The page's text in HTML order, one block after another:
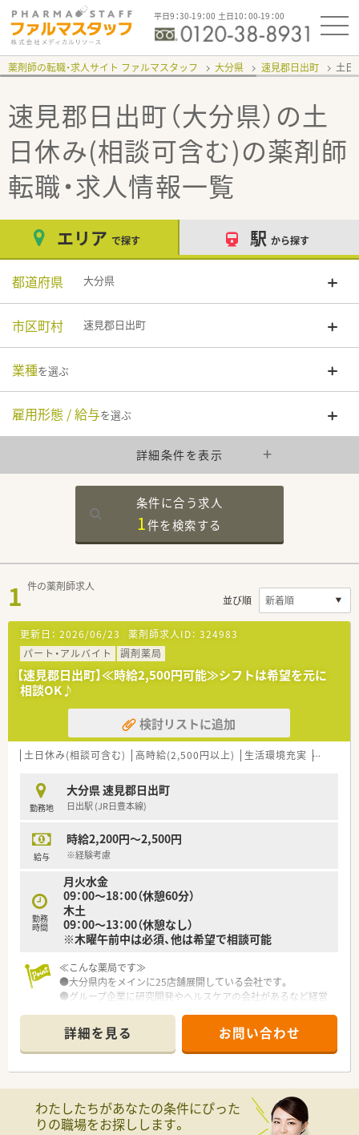
平日9：30-19：00 土日10：00-19：00
薬剤師の転職・求人サイト ファルマスタッフ 大分県 速見郡日出町 土日
速見郡日出町（大分県）の土
日休み(相談可含む)の薬剤師
転職・求人情報一覧
エリア で探す 駅 から探す
都道府県 大分県
市区町村 速見郡日出町
業種を選ぶ
雇用形態 / 給与を選ぶ
詳細条件を表示
条件に合う求人
1件を検索する
1 件の薬剤師求人
並び順
更新日： 2026/06/23 薬剤師求人ID： 324983
パート・アルバイト
調剤薬局
【速見郡日出町】≪時給2,500円可能≫シフトは希望を元に
相談OK♪
検討リストに追加
土日休み(相談可含む) 高時給(2,500円以上) 生活環境充実 教育制
勤務地
大分県 速見郡日出町
日出駅 (JR日豊本線)
給与
時給2,200円～2,500円
※経験考慮
勤務
時間
月火水金
09：00～18：00（休憩60分）
木土
09：00～13：00（休憩なし）
※木曜午前中は必須、他は希望で相談可能
≪こんな薬局です≫
●大分県内をメインに25店舗展開している会社です。
●グループ企業に研究開発やヘルスケアの会社があるなど経営
●3人目の子供が生まれたらお祝金を準備するなど社員のプライ
ベートを応援してくれる会社です。
●離職率が低く、ご家族で就業されている方や高齢の方など勤続
年数の長い方が多数いらっしゃいます。
詳細を見る お問い合わせ
わたしたちがあなたの条件にぴった
りの職場をお探しします。